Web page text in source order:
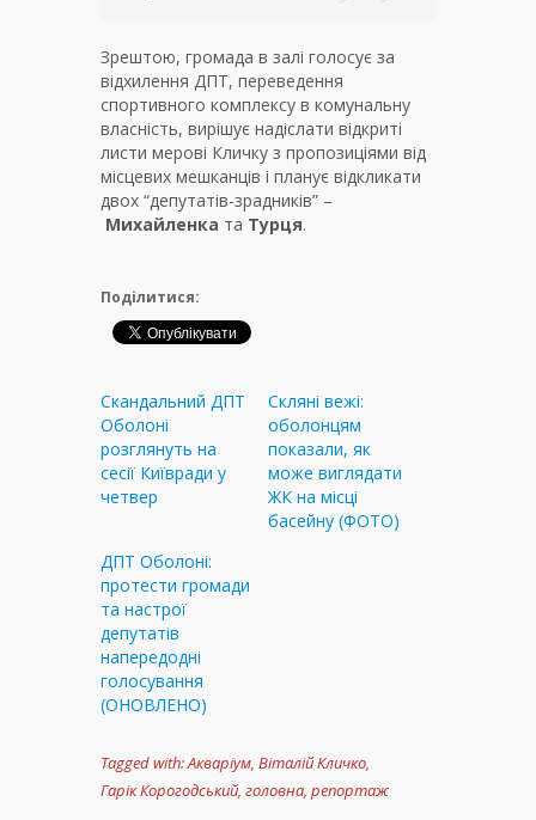
Зрештою, громада в залі голосує за
відхилення ДПТ, переведення
спортивного комплексу в комунальну
власність, вирішує надіслати відкриті
листи мерові Кличку з пропозиціями від
місцевих мешканців і планує відкликати
двох “депутатів-зрадників” –
Михайленка та Турця.
Поділитися:
Скандальний ДПТ
Оболоні
розглянуть на
сесії Київради у
четвер
Скляні вежі:
оболонцям
показали, як
може виглядати
ЖК на місці
басейну (ФОТО)
ДПТ Оболоні:
протести громади
та настрої
депутатів
напередодні
голосування
(ОНОВЛЕНО)
Tagged with:Акваріум, Віталій Кличко,
Гарік Корогодський, головна, репортаж